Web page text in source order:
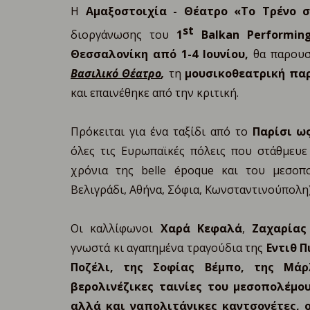
Η Αμαξοστοιχία - Θέατρο «Το Τρένο
διοργάνωσης του 1st Balkan
Θεσσαλονίκη από 1-4 Ιουνίου, θα
Βασιλικό Θέατρο, τη μουσικοθεατρική
και επαινέθηκε από την κριτική.
Πρόκειται για ένα ταξίδι από το Παρίσι
όλες τις Ευρωπαϊκές πόλεις που
χρόνια της belle époque και του
Βελιγράδι, Αθήνα, Σόφια,
Οι καλλίφωνοι Χαρά Κεφαλά, Ζαχαρίας
γνωστά κι αγαπημένα τραγούδια της Εντιθ
Ποζέλι, της Σοφίας Βέμπο, της
βερολινέζικες ταινίες του
αλλά και ναπολιτάνικες καντσονέτες,